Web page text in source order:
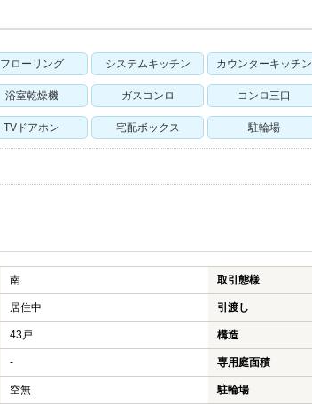
フローリング システムキッチン カウンターキッチン
浴室乾燥機 ガスコンロ コンロ三口
TVドアホン 宅配ボックス 駐輪場
南 取引態様
居住中 引渡し
43戸 構造
- 専用庭面積
空無 駐輪場